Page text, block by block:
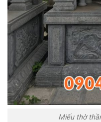
Miếu thờ